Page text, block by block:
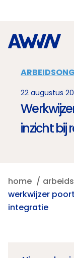
22 augustus
inzicht bij
home
werkwijzer
integratie